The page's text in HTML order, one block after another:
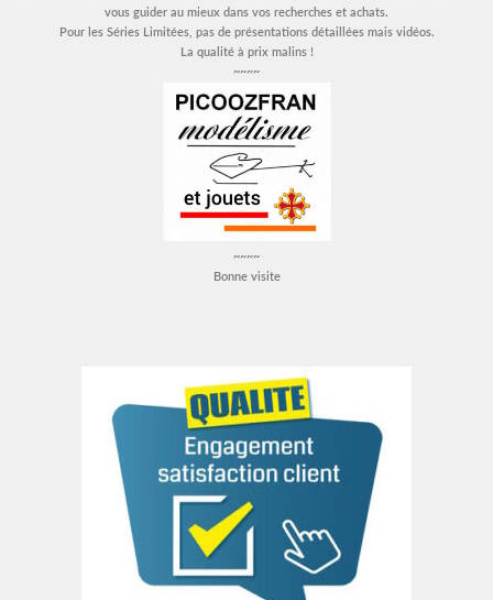
vous guider au mieux dans vos recherches et achats.
Pour les Séries Limitées, pas de présentations détaillées mais vidéos.
La qualité à prix malins !
~~~~
~~~~
Bonne visite